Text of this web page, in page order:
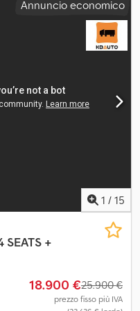
D Nmofx Ad Sja
Annuncio economico
1 / 15
+
18.900 €25.900 €
prezzo fisso più IVA